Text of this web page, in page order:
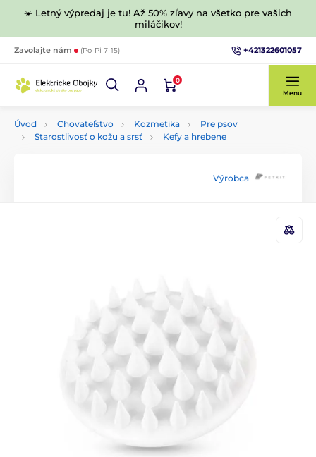
☀️ Letný výpredaj je tu! Až 50% zľavy na všetko pre vašich
miláčikov!
Zavolajte nám (Po-Pi 7-15) +421322601057
0
Menu
Úvod Chovateľstvo Kozmetika
Pre psov
Starostlivosť o kožu a srsť
Kefy a hrebene
Výrobca